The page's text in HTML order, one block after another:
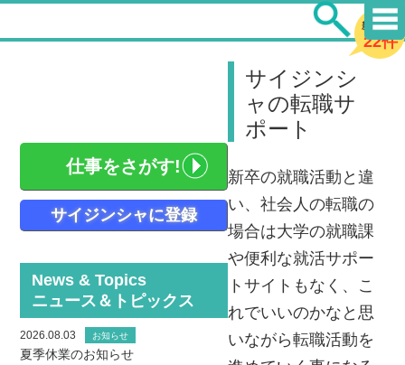
新着求人
22件
サイジンシ
ャの転職サ
ポート
新卒の就職活動と違
い、社会人の転職の
場合は大学の就職課
や便利な就活サポー
トサイトもなく、こ
れでいいのかなと思
いながら転職活動を
仕事をさがす!
サイジンシャに登録
News & Topics
ニュース＆トピックス
2026.08.03 お知らせ
夏季休業のお知らせ